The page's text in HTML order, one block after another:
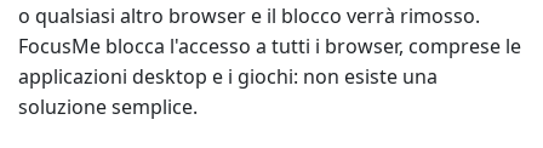
o qualsiasi altro browser e il blocco verrà rimosso.
FocusMe blocca l'accesso a tutti i browser, comprese le
applicazioni desktop e i giochi: non esiste una
soluzione semplice.